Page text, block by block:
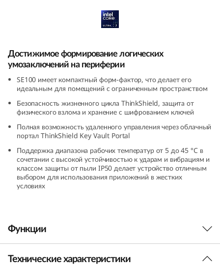
1
0
0
Достижимое формирование логических
умозаключений на периферии
SE100 имеет компактный форм-фактор, что делает его
идеальным для помещений с ограниченным пространством
Безопасность жизненного цикла ThinkShield, защита от
физического взлома и хранение с шифрованием ключей
Полная возможность удаленного управления через облачный
портал ThinkShield Key Vault Portal
Поддержка диапазона рабочих температур от 5 до 45 °C в
сочетании с высокой устойчивостью к ударам и вибрациям и
классом защиты от пыли IP50 делает устройство отличным
выбором для использования приложений в жестких
условиях
Функции
Инновационный дизайн Edge
Технические характеристики